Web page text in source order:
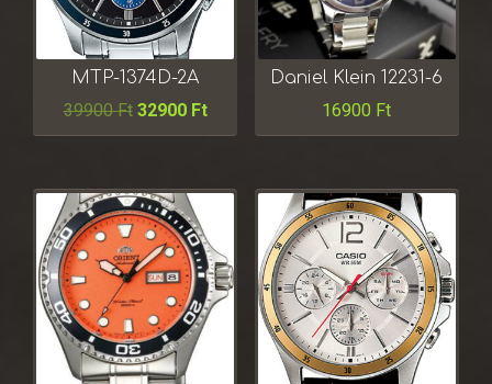
MTP-1374D-2A
39900Ft 32900 Ft
Daniel Klein 12231-6
16900 Ft